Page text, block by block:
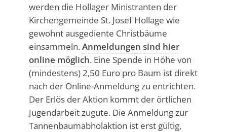
werden die Hollager Ministranten der
Kirchengemeinde St. Josef Hollage wie
gewohnt ausgediente Christbäume
einsammeln.Anmeldungen sind hier
online möglich. Eine Spende in Höhe von
(mindestens) 2,50 Euro pro Baum ist direkt
nach der Online-Anmeldung zu entrichten.
Der Erlös der Aktion kommt der örtlichen
Jugendarbeit zugute. Die Anmeldung zur
Tannenbaumabholaktion ist erst gültig,